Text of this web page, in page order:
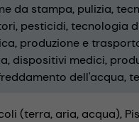
da stampa pulizia
pesticidi tecnologia
produzione e
dispositivi medici
dell'acqua
(terra, aria, acqua)